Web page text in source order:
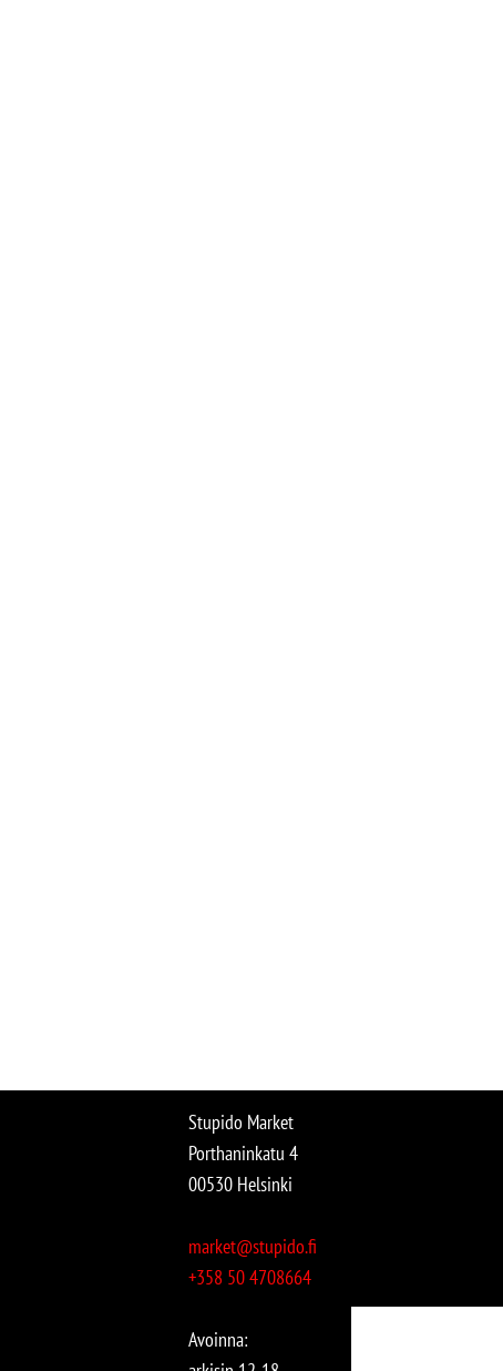
Stupido Market
Porthaninkatu 4
00530 Helsinki
market@stupido.fi
+358 50 4708664
Avoinna: